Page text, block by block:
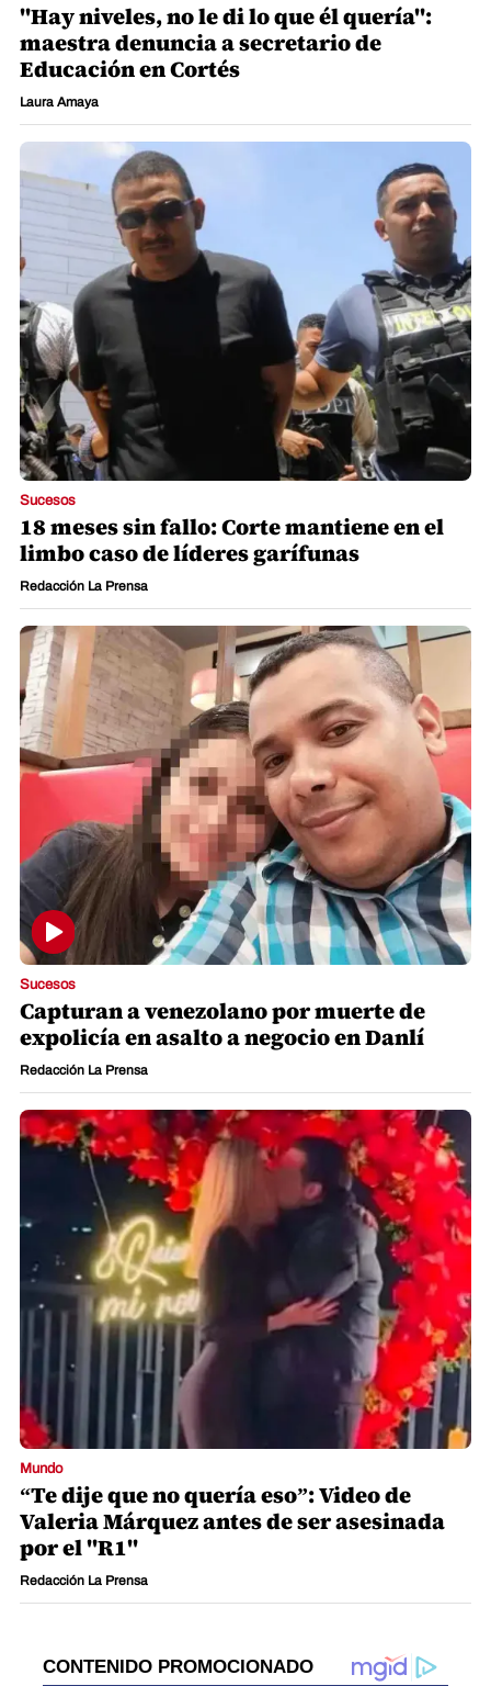
"Hay niveles, no le di lo que él quería":
maestra denuncia a secretario de
Educación en Cortés
Laura Amaya
Sucesos
18 meses sin fallo: Corte mantiene en el
limbo caso de líderes garífunas
Redacción La Prensa
Sucesos
Capturan a venezolano por muerte de
expolicía en asalto a negocio en Danlí
Redacción La Prensa
Mundo
“Te dije que no quería eso”: Video de
Valeria Márquez antes de ser asesinada
por el "R1"
Redacción La Prensa